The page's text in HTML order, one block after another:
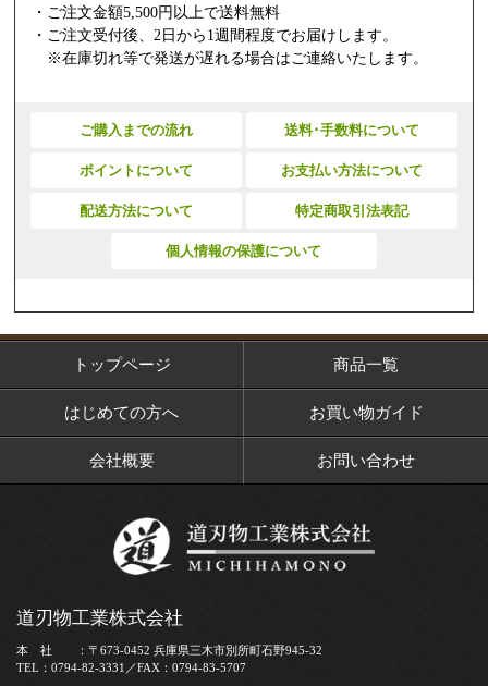
・ご注文金額5,500円以上で送料無料
・ご注文受付後、2日から1週間程度でお届けします。
※在庫切れ等で発送が遅れる場合はご連絡いたします。
ご購入までの流れ 送料･手数料について
ポイントについて お支払い方法について
配送方法について 特定商取引法表記
個人情報の保護について
トップページ 商品一覧
はじめての方へ お買い物ガイド
会社概要 お問い合わせ
道刃物工業株式会社
本 社 ：〒673-0452 兵庫県三木市別所町石野945-32
TEL：0794-82-3331／FAX：0794-83-5707